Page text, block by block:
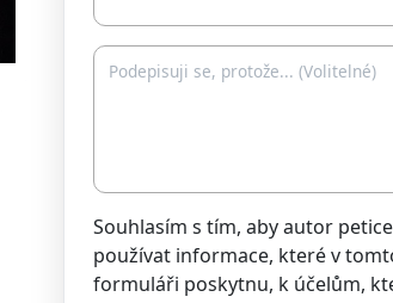
Souhlasím s tím, aby autor
používat informace, které v
formuláři poskytnu, k účelům,